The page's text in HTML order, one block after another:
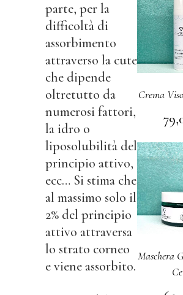
parte, per la
difficoltà di
assorbimento
attraverso la cute
che dipende
oltretutto da
numerosi fattori,
la idro o
liposolubilità del
principio attivo,
ecc… Si stima che
al massimo solo il
2% del principio
attivo attraversa
lo strato corneo
e viene assorbito.
Crema
Maschera